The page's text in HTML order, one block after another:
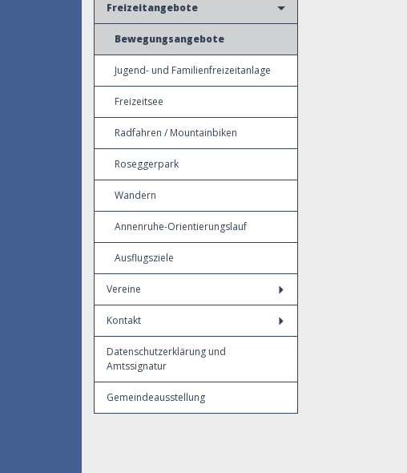
Freizeitangebote
Bewegungsangebote
Jugend- und Familienfreizeitanlage
Freizeitsee
Radfahren / Mountainbiken
Roseggerpark
Wandern
Annenruhe-Orientierungslauf
Ausflugsziele
Vereine
Kontakt
Datenschutzerklärung und
Amtssignatur
Gemeindeausstellung